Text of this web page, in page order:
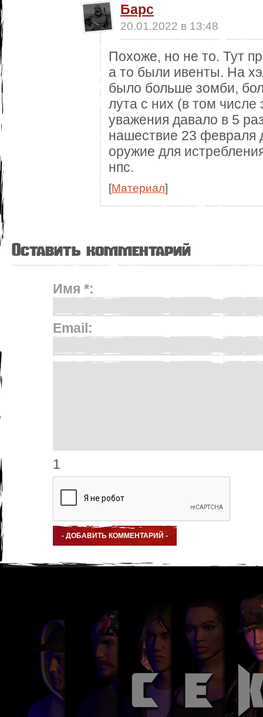
Барс
20.01.2022 в 13:48
Похоже, но не то. Тут
а то были ивенты. На
было больше зомби,
лута с них (в том числе
уважения давало в 5
нашествие 23 февраля
оружие для
нпс.
[Материал]
Оставить комментарий
Имя *:
Email:
1